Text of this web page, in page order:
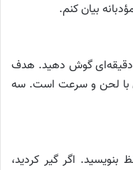
بیان کنم.
یک کلیپ کوتاه مرتبط با موضوع ۲ تا ۳ دقیقه‌ای گوش دهید. هدف
با لحن و سرعت است. سه
اگر گیر کردید،